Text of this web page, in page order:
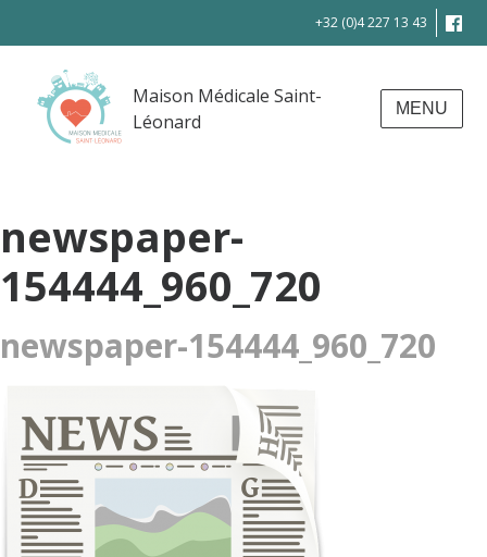
Maison Médicale Saint-
Léonard
+32 (0)4 227 13 43
MENU
newspaper-
154444_960_720
newspaper-154444_960_720